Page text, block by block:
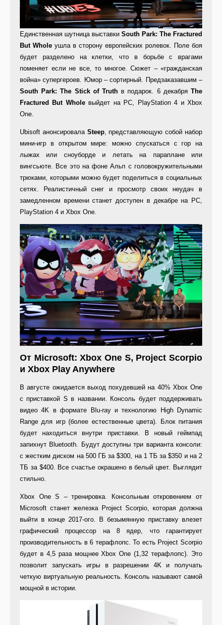
Единственная шутница выставки South Park: The Fractured
But Whole ушла в сторону европейских ролевок. Поле боя
будет разделено на клетки, что в борьбе с врагами
поменяет если не все, то многое. Сюжет – «гражданская
война» супергероев. Юмор – сортирный. Предзаказавшим –
South Park: The Stick of Truth в подарок. 6 декабря The
Fractured But Wholeвыйдет на PC, PlayStation 4 и Xbox
One.
Ubisoft анонсировала Steep, представляющую собой набор
мини-игр в открытом мире: можно спускаться с гор на
лыжах или сноуборде и летать на параплане или
вингсьюте. Все это на фоне Альп с головокружительными
трюками, которыми можно будет поделиться в социальных
сетях. Реалистичный снег и просмотр своих неудач в
замедленном времени станет доступен в декабре на PC,
PlayStation 4 и Xbox One.
От Microsoft: Xbox One S, Project Scorpio
и Xbox Play Anywhere
В августе ожидается выход похудевшей на 40% Xbox One
с приставкой S в названии. Консоль будет поддерживать
видео 4K в формате Blu-ray и технологию High Dynamic
Range для игр (более естественные цвета). Блок питания
будет находиться внутри приставки. В новый геймпад
запихнут Bluetooth. Будут доступны три варианта консоли:
с жестким диском на 500 ГБ за $300, на 1 ТБ за $350 и на 2
ТБ за $400. Все счастье окрашено в белый цвет. Выглядит
стильно.
Xbox One S – тренировка. Консольным откровением от
Microsoft станет железка Project Scorpio, которая должна
выйти в конце 2017-ого. В безымянную приставку влезет
графический процессор на 8 ядер, что гарантирует
производительность в 6 терафлопс. То есть Project Scorpio
будет в 4,5 раза мощнее Xbox One (1,32 терафлопс). Это
позволит запускать игры в разрешении 4K и получать
четкую виртуальную реальность. Консоль называют самой
мощной в истории.